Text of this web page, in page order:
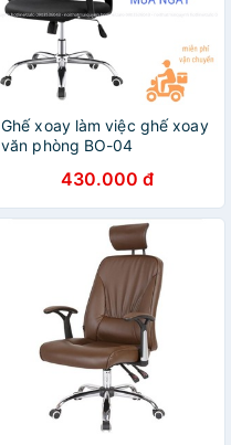
Ghế xoay làm việc ghế xoay
văn phòng BO-04
430.000 đ